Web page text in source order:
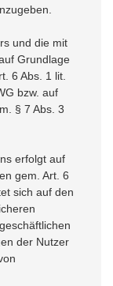
und die mit
Grundlage
6 Abs. 1 lit.
bzw. auf
§ 7 Abs. 3
erfolgt auf
gem. Art. 6
sich auf den
der Nutzer